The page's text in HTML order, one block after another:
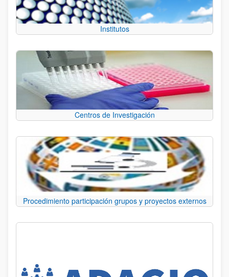
Institutos
Centros de Investigación
Procedimiento participación grupos y proyectos externos